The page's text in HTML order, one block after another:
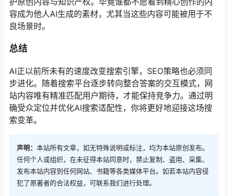
容成为他人AI生成的素材，尤其当这些内容可能被用于不
良场景时。
总结
AI正以前所未有的速度改变搜索引擎，SEO策略也必须同
步进化。随着搜索平台逐步转向整合答案的交互模式，网
站内容唯有精准匹配用户期待，才能保持竞争力。通过明
确受众定位并优化AI搜索适配性，你将更好地迎接这场搜
索变革。
声明： 本站所有文章，如无特殊说明或标注，均为本站原创发布。
任何个人或组织，在未征得本站同意时，禁止复制、盗用、采集、
发布本站内容到任何网站、书籍等各类媒体平台。如若本站内容侵
犯了原著者的合法权益，可联系我们进行处理。